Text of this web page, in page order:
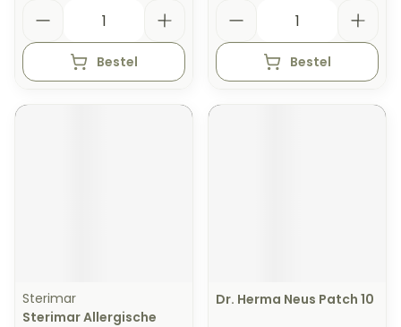
Bestel Bestel
Sterimar
Sterimar Allergische
Dr. Herma Neus Patch 10